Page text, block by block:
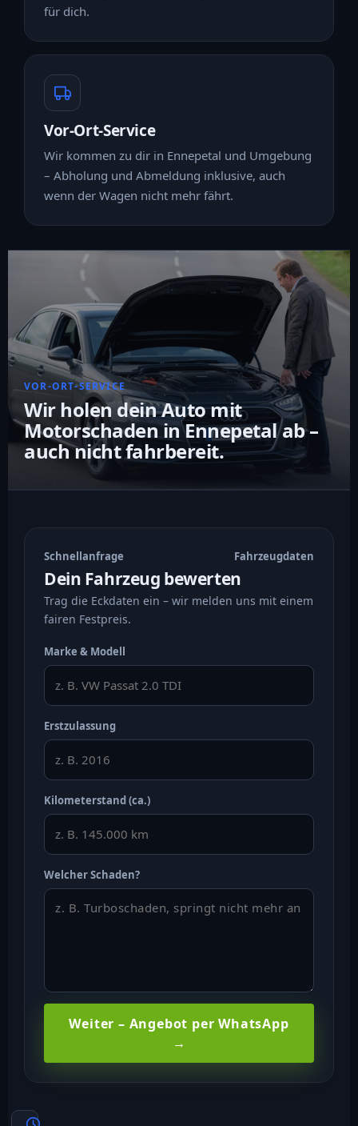
für dich.
Vor-Ort-Service
Wir kommen zu dir in Ennepetal und Umgebung
– Abholung und Abmeldung inklusive, auch
wenn der Wagen nicht mehr fährt.
VOR-ORT-SERVICE
Wir holen dein Auto mit
Motorschaden in Ennepetal ab –
auch nicht fahrbereit.
Schnellanfrage Fahrzeugdaten
Dein Fahrzeug bewerten
Trag die Eckdaten ein – wir melden uns mit einem
fairen Festpreis.
Marke & Modell
Erstzulassung
Kilometerstand (ca.)
Welcher Schaden?
Weiter – Angebot per WhatsApp
→